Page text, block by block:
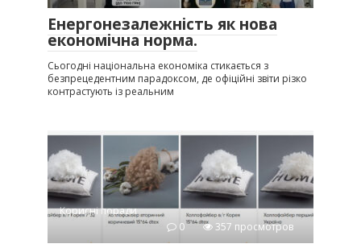
Енергонезалежність як нова
економічна норма.
Сьогодні національна економіка стикається з
безпрецедентним парадоксом, де офіційні звіти різко
контрастують із реальним
Корисні поради
0
357 просмотров